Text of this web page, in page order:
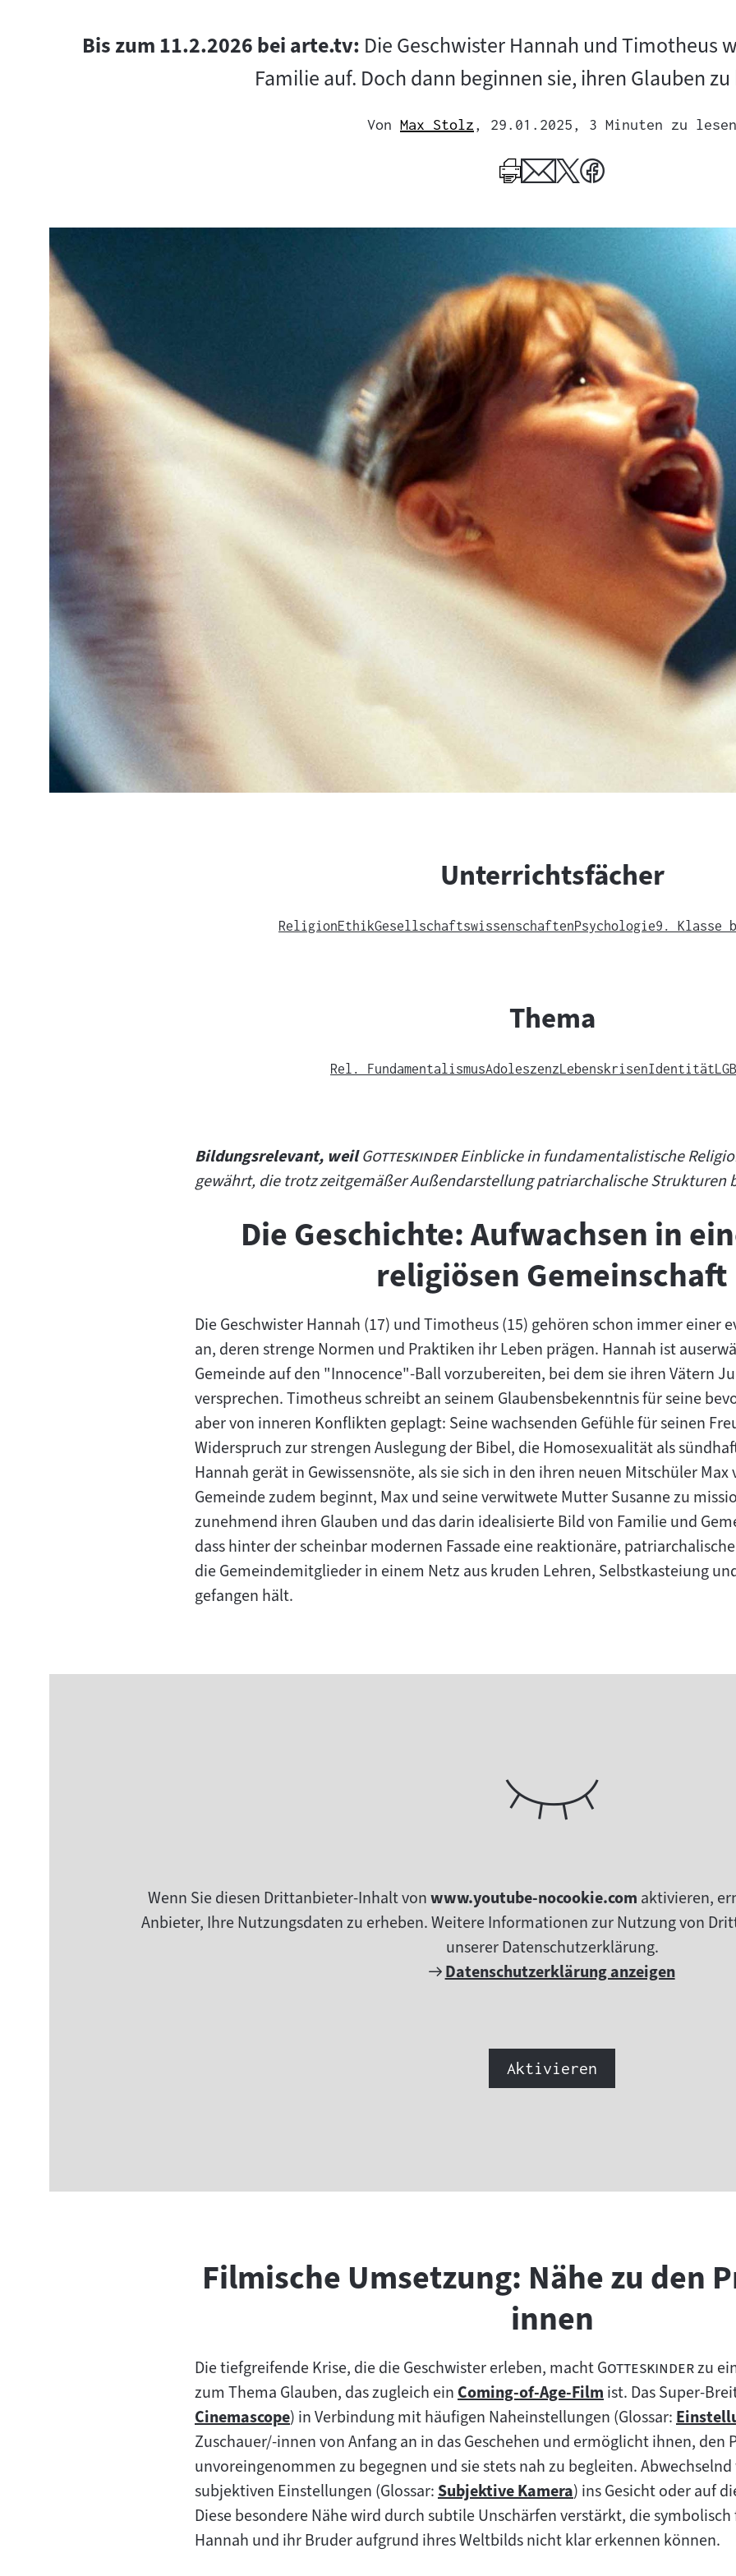
Bis zum 11.2.2026 bei arte.tv: Die Geschwister Hannah und Timotheus
Familie auf. Doch dann beginnen sie, ihren Glauben
Von Max Stolz, 29.01.2025, 3 Minuten zu lesen
Unterrichtsfächer
ReligionEthikGesellschaftswissenschaftenPsychologie9. Klasse
Thema
Rel. FundamentalismusAdoleszenzLebenskrisenIdentität
Bildungsrelevant, weil "
Gotteskinder"
Einblicke in fundamentalistische
gewährt, die trotz zeitgemäßer Außendarstellung patriarchalische Strukturen
Die Geschichte: Aufwachsen in
religiösen Gemeinschaft
Die Geschwister Hannah (17) und Timotheus (15) gehören schon immer einer
an, deren strenge Normen und Praktiken ihr Leben prägen. Hannah ist
Gemeinde auf den "Innocence"-Ball vorzubereiten, bei dem sie ihren Vätern
versprechen. Timotheus schreibt an seinem Glaubensbekenntnis für seine
aber von inneren Konflikten geplagt: Seine wachsenden Gefühle für seinen
Widerspruch zur strengen Auslegung der Bibel, die Homosexualität als
Hannah gerät in Gewissensnöte, als sie sich in den ihren neuen Mitschüler Max
Gemeinde zudem beginnt, Max und seine verwitwete Mutter Susanne zu
zunehmend ihren Glauben und das darin idealisierte Bild von Familie und
dass hinter der scheinbar modernen Fassade eine reaktionäre,
die Gemeindemitglieder in einem Netz aus kruden Lehren, Selbstkasteiung
gefangen hält.
Wenn Sie diesen Drittanbieter-Inhalt vonwww.youtube-nocookie.com aktivieren,
Anbieter, Ihre Nutzungsdaten zu erheben. Weitere Informationen zur Nutzung von
unserer Datenschutzerklärung.
Externer
Datenschutzerklärung anzeigen
Aktivieren
Filmische Umsetzung: Nähe zu den
innen
Die tiefgreifende Krise, die die Geschwister erleben, macht"
Gotteskinder"
zu
zum Thema Glauben, das zugleich einZum
Inhalt:
Coming-of-Age-Film ist. Das Super-
Zum
Inhalt:
Cinemascope) in Verbindung mit häufigen Naheinstellungen (Glossar:Zum
Inhalt:
Zuschauer/-innen von Anfang an in das Geschehen und ermöglicht ihnen, den
unvoreingenommen zu begegnen und sie stets nah zu begleiten.
subjektiven Einstellungen (Glossar:Zum
Inhalt:
Subjektive Kamera) ins Gesicht oder auf
Diese besondere Nähe wird durch subtile Unschärfen verstärkt, die
Hannah und ihr Bruder aufgrund ihres Weltbilds nicht klar erkennen können.